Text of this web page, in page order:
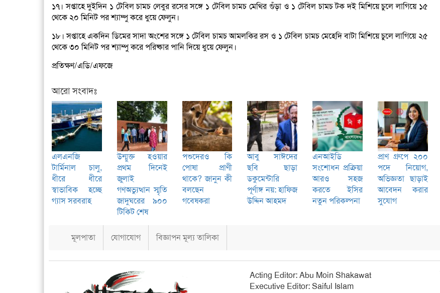
১৭। সপ্তাহে দুইদিন ১ টেবিল চামচ লেবুর রসের সঙ্গে ১ টেবিল চামচ মেথির গুঁড়া ও ১ টেবিল চামচ টক দই মিশিয়ে চুলে লাগিয়ে ১৫
থেকে ২০ মিনিট পর শ্যাম্পু করে ধুয়ে ফেলুন।
১৮। সপ্তাহে একদিন ডিমের সাদা অংশের সঙ্গে ১ টেবিল চামচ আমলকির রস ও ১ টেবিল চামচ মেহেদি বাটা মিশিয়ে চুলে লাগিয়ে ২৫
থেকে ৩০ মিনিট পর শ্যাম্পু করে পরিষ্কার পানি দিয়ে ধুয়ে ফেলুন।
প্রতিক্ষণ/এডি/এফজে
আরো সংবাদঃ
এলএনজি
টার্মিনাল চালু,
ধীরে ধীরে
স্বাভাবিক হচ্ছে
গ্যাস সরবরাহ
উন্মুক্ত হওয়ার
প্রথম দিনেই
জুলাই
গণঅভ্যুত্থান স্মৃতি
জাদুঘরের ৯০০
টিকিট শেষ
পশুদেরও কি
পোষা প্রাণী
থাকে? জানুন কী
বলছেন
গবেষকরা
আবু সাঈদের
ছবি ছাড়া
ডকুমেন্টারি
পূর্ণাঙ্গ নয়: হাফিজ
উদ্দিন আহমদ
এনআইডি
সংশোধন প্রক্রিয়া
আরও সহজ
করতে ইসির
নতুন পরিকল্পনা
প্রাণ গ্রুপে ২০০
পদে নিয়োগ,
অভিজ্ঞতা ছাড়াই
আবেদন করার
সুযোগ
মূলপাতা যোগাযোগ বিজ্ঞাপন মূল্য তালিকা
Acting Editor: Abu Moin Shakawat
Executive Editor: Saiful Islam